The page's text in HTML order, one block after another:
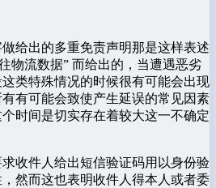
给出的多重免责声明那是这样表述
物流数据” 而给出的，当遭遇恶劣
类特殊情况的时候很有可能会出现
有可能会致使产生延误的常见因素
时间是切实存在着较大这一不确定
收件人给出短信验证码用以身份验
然而这也表明收件人得本人或者委